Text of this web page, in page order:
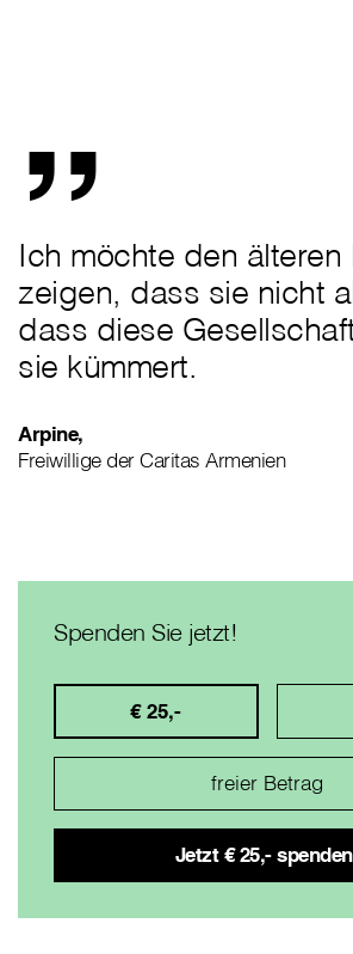
„
Ich möchte den älteren
zeigen, dass sie nicht
dass diese
sie kümmert.
Arpine,
Freiwillige der Caritas Armenien
Spenden Sie jetzt!
€ 25,-